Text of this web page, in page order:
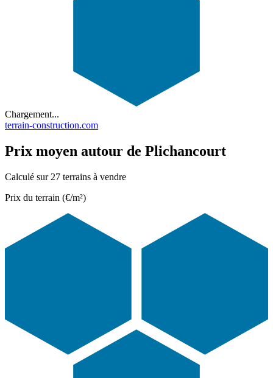
Chargement...
terrain-construction.com
Prix moyen autour de Plichancourt
Calculé sur 27 terrains à vendre
Prix du terrain (€/m²)